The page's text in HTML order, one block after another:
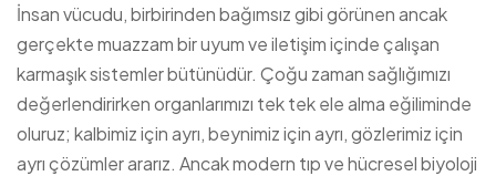
İnsan vücudu, birbirinden bağımsız gibi görünen ancak
gerçekte muazzam bir uyum ve iletişim içinde çalışan
karmaşık sistemler bütünüdür. Çoğu zaman sağlığımızı
değerlendirirken organlarımızı tek tek ele alma eğiliminde
oluruz; kalbimiz için ayrı, beynimiz için ayrı, gözlerimiz için
ayrı çözümler ararız. Ancak modern tıp ve hücresel biyoloji